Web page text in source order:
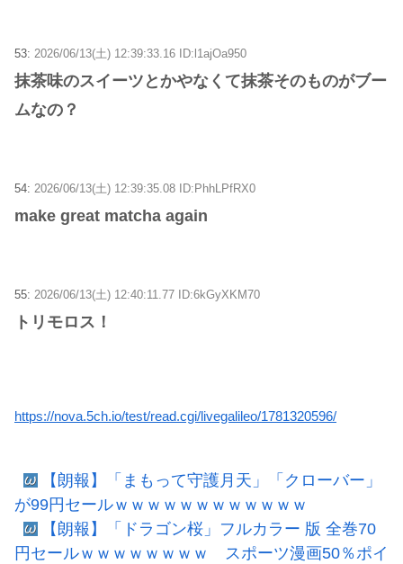
53: 2026/06/13(土) 12:39:33.16 ID:l1ajOa950
抹茶味のスイーツとかやなくて抹茶そのものがブー
ムなの？
54: 2026/06/13(土) 12:39:35.08 ID:PhhLPfRX0
make great matcha again
55: 2026/06/13(土) 12:40:11.77 ID:6kGyXKM70
トリモロス！
https://nova.5ch.io/test/read.cgi/livegalileo/1781320596/
【朗報】「まもって守護月天」「クローバー」
が99円セールｗｗｗｗｗｗｗｗｗｗｗｗ
【朗報】「ドラゴン桜」フルカラー 版 全巻70
円セールｗｗｗｗｗｗｗｗ スポーツ漫画50％ポイ